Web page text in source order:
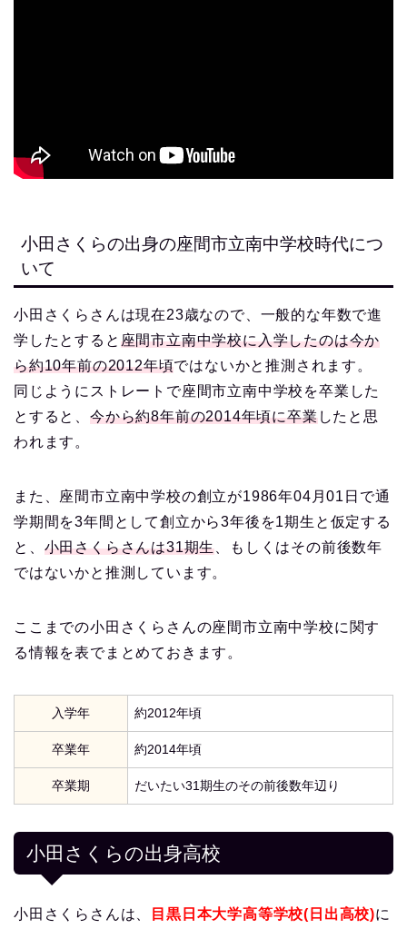
小田さくらの出身の座間市立南中学校時代につ
いて
小田さくらさんは現在23歳なので、一般的な年数で進
学したとすると 座間市立南中学校に入学したのは今か
ら約10年前の2012年頃ではないかと推測されます。
同じようにストレートで座間市立南中学校を卒業した
とすると、 今から約8年前の2014年頃に卒業したと思
われます。
また、座間市立南中学校の創立が1986年04月01日で通
学期間を3年間として創立から3年後を1期生と仮定する
と、 小田さくらさんは31期生 、もしくはその前後数年
ではないかと推測しています。
ここまでの小田さくらさんの座間市立南中学校に関す
る情報を表でまとめておきます。
入学年 約2012年頃
卒業年 約2014年頃
卒業期 だいたい31期生のその前後数年辺り
小田さくらの出身高校
小田さくらさんは、 目黒日本大学高等学校(日出高校)に